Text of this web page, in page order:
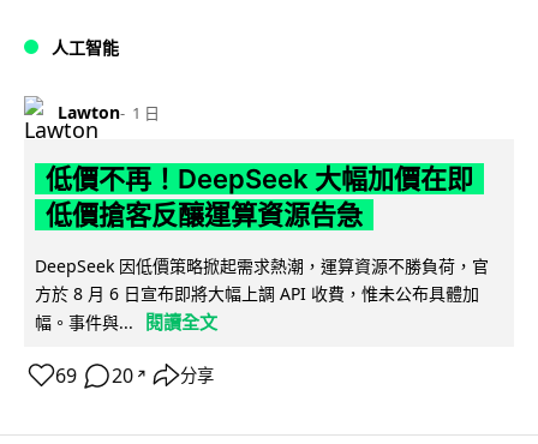
人工智能
Lawton 1 日
低價不再！DeepSeek 大幅加價在即
低價搶客反釀運算資源告急
DeepSeek 因低價策略掀起需求熱潮，運算資源不勝負荷，官
方於 8 月 6 日宣布即將大幅上調 API 收費，惟未公布具體加
幅。事件與...
閱讀全文
69 20 ↗ 分享